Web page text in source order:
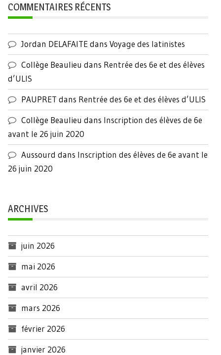
COMMENTAIRES RÉCENTS
Jordan DELAFAITEdans Voyage des latinistes
Collège Beaulieu dans Rentrée des 6e et des élèves
d’ULIS
PAUPRET dans Rentrée des 6e et des élèves d’ULIS
Collège Beaulieu dans Inscription des élèves de 6e
avant le 26 juin 2020
Aussourd dans Inscription des élèves de 6e avant le
26 juin 2020
ARCHIVES
juin 2026
mai 2026
avril 2026
mars 2026
février 2026
janvier 2026